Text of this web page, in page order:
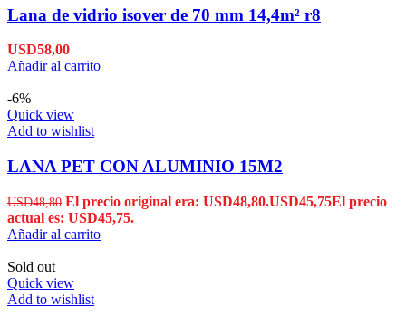
Lana de vidrio isover de 70 mm 14,4m² r8
USD58,00
Añadir al carrito
-6%
Quick view
Add to wishlist
LANA PET CON ALUMINIO 15M2
USD48,80 El precio original era: USD48,80.USD45,75El precio
actual es: USD45,75.
Añadir al carrito
Sold out
Quick view
Add to wishlist